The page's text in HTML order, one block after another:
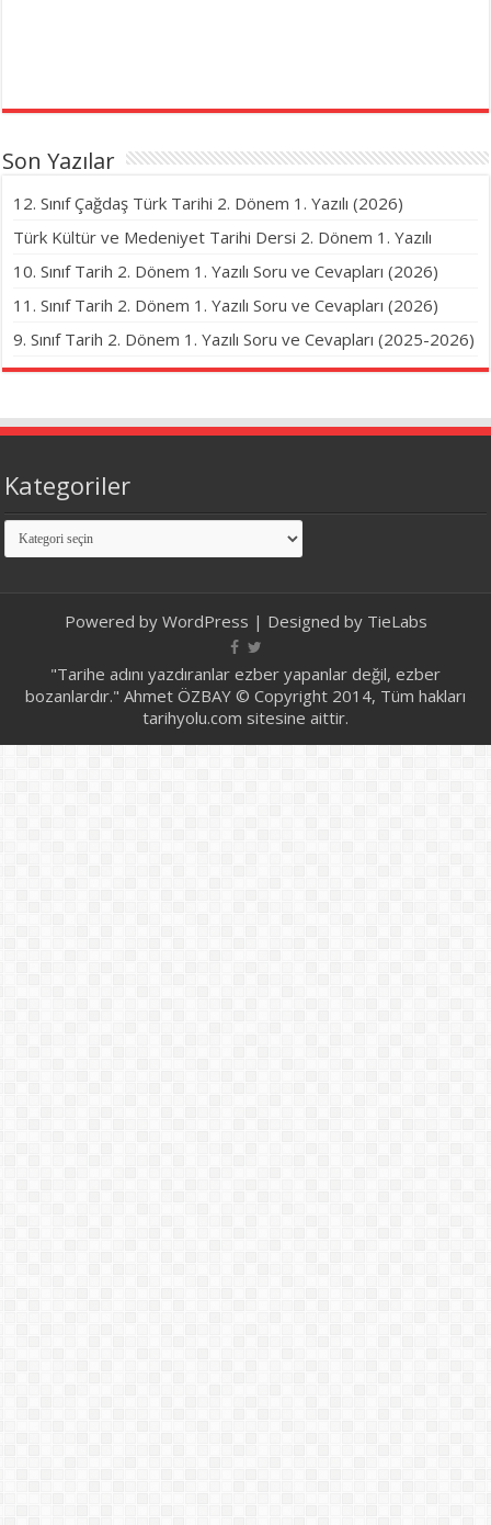
Son Yazılar
12. Sınıf Çağdaş Türk Tarihi 2. Dönem 1. Yazılı (2026)
Türk Kültür ve Medeniyet Tarihi Dersi 2. Dönem 1. Yazılı
10. Sınıf Tarih 2. Dönem 1. Yazılı Soru ve Cevapları (2026)
11. Sınıf Tarih 2. Dönem 1. Yazılı Soru ve Cevapları (2026)
9. Sınıf Tarih 2. Dönem 1. Yazılı Soru ve Cevapları (2025-2026)
Kategoriler
Kategoriler
Powered by WordPress | Designed by TieLabs
"Tarihe adını yazdıranlar ezber yapanlar değil, ezber
bozanlardır." Ahmet ÖZBAY © Copyright 2014, Tüm hakları
tarihyolu.com sitesine aittir.